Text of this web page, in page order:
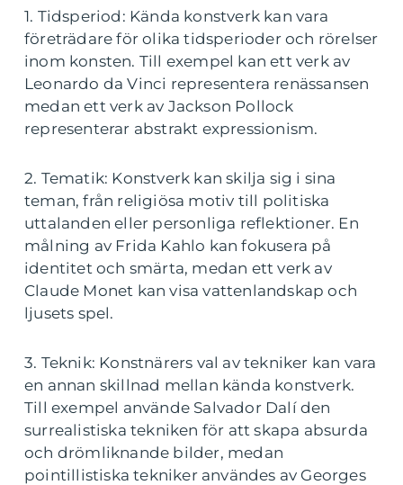
1. Tidsperiod: Kända konstverk kan vara
företrädare för olika tidsperioder och rörelser
inom konsten. Till exempel kan ett verk av
Leonardo da Vinci representera renässansen
medan ett verk av Jackson Pollock
representerar abstrakt expressionism.
2. Tematik: Konstverk kan skilja sig i sina
teman, från religiösa motiv till politiska
uttalanden eller personliga reflektioner. En
målning av Frida Kahlo kan fokusera på
identitet och smärta, medan ett verk av
Claude Monet kan visa vattenlandskap och
ljusets spel.
3. Teknik: Konstnärers val av tekniker kan vara
en annan skillnad mellan kända konstverk.
Till exempel använde Salvador Dalí den
surrealistiska tekniken för att skapa absurda
och drömliknande bilder, medan
pointillistiska tekniker användes av Georges